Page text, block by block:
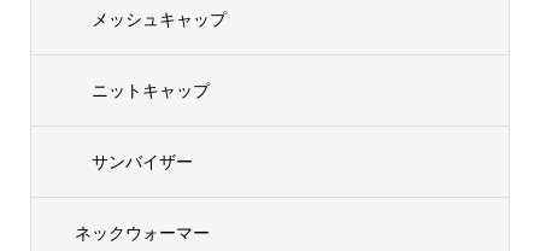
メッシュキャップ
ニットキャップ
サンバイザー
ネックウォーマー